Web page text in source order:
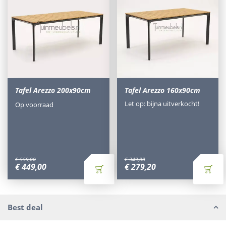
Tafel Arezzo 200x90cm
€ 559,00
€449,00
Op voorraad
Tafel Arezzo 160x90cm
€ 349,00
€279,20
Let op: bijna uitverkocht!
Best deal